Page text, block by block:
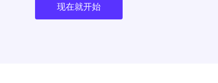
现在就开始